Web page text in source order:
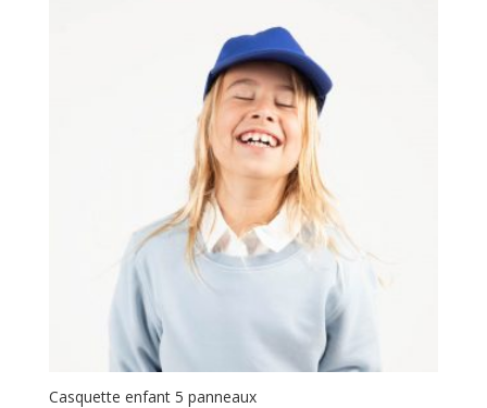
Casquette enfant 5 panneaux